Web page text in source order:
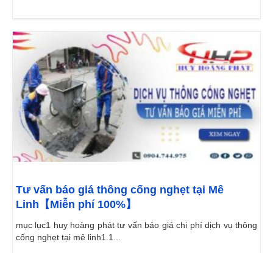
Tư vấn báo giá thông cống nghẹt tại Mê
Linh【Miễn phí 100%】
mục lục1 huy hoàng phát tư vấn báo giá chi phí dịch vụ thông
cống nghẹt tại mê linh1.1...